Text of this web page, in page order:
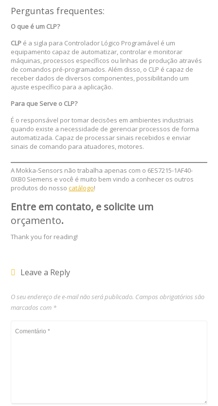
Perguntas frequentes:
O que é um CLP?
CLP é a sigla para Controlador Lógico Programável é um
equipamento capaz de automatizar, controlar e monitorar
máquinas, processos específicos ou linhas de produção através
de comandos pré-programados. Além disso, o CLP é capaz de
receber dados de diversos componentes, possibilitando um
ajuste específico para a aplicação.
Para que Serve o CLP?
É o responsável por tomar decisões em ambientes industriais
quando existe a necessidade de gerenciar processos de forma
automatizada. Capaz de processar sinais recebidos e enviar
sinais de comando para atuadores, motores.
A Mokka-Sensors não trabalha apenas com o 6ES7215-1AF40-
0XB0 Siemens e você é muito bem vindo a conhecer os outros
produtos do nossocatálogo!
Entre em contato, e solicite um
orçamento.
Thank you for reading!
Leave a Reply
O seu endereço de e-mail não será publicado. Campos obrigatórios são
marcados com *